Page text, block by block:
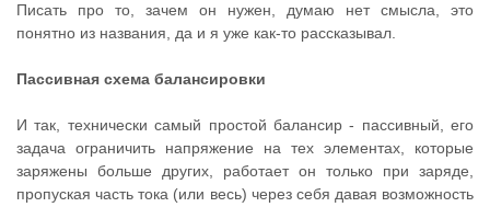
Писать про то, зачем он нужен, думаю нет смысла, это
понятно из названия, да и я уже как-то рассказывал.
Пассивная схема балансировки
И так, технически самый простой балансир - пассивный, его
задача ограничить напряжение на тех элементах, которые
заряжены больше других, работает он только при заряде,
пропуская часть тока (или весь) через себя давая возможность